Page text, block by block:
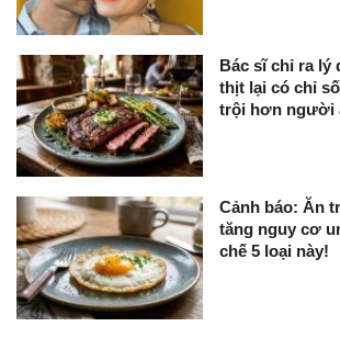
Bác sĩ chỉ ra lý
thịt lại có chỉ
trội hơn người
Cảnh báo: Ăn
tăng nguy cơ
chế 5 loại này!